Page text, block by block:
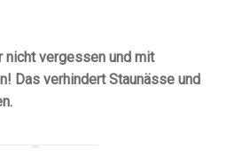
nicht vergessen und mit
Das verhindert Staunässe und